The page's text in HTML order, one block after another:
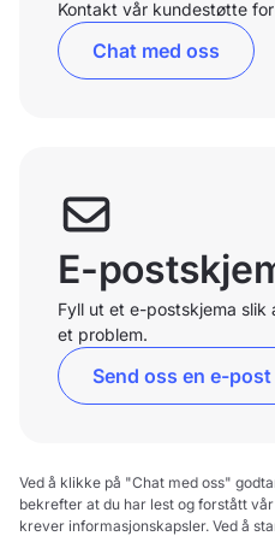
Kontakt vår kundestøtte
Chat med oss
E-
Fyll ut et e-postskjema
et problem.
Send oss en e-post
Ved å klikke på "Chat med oss"
bekrefter at du har lest og forstått vår
krever informasjonskapsler. Ved å